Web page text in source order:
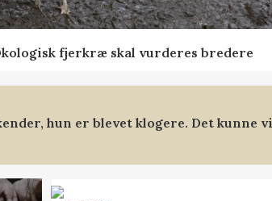
fjerkræ skal vurderes bredere
hun er blevet klogere. Det kunne vi